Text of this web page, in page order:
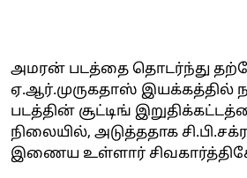
அமரன் படத்தை தொடர்ந்து
ஏ.ஆர்.முருகதாஸ் இயக்கத்தில்
படத்தின் சூட்டிங்
நிலையில், அடுத்ததாக
இணைய உள்ளார்